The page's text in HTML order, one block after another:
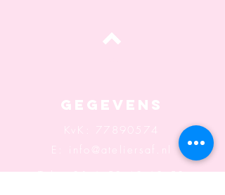
Gegevens
KvK:
77890574
info@ateliersaf.nl
Tel: +31 6 53 48 60 58